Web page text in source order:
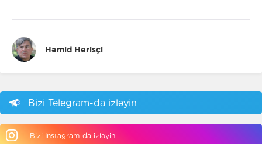
Həmid Herisçi
Bizi Telegram-da izləyin
Bizi Instagram-da izləyin